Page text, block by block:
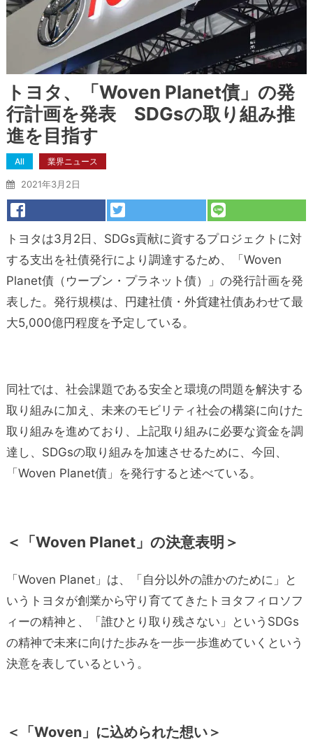
トヨタ、「Woven Planet債」の発
行計画を発表 SDGsの取り組み推
進を目指す
All 業界ニュース
2021年3月2日
トヨタは3月2日、SDGs貢献に資するプロジェクトに対
する支出を社債発行により調達するため、「Woven
Planet債（ウーブン・プラネット債）」の発行計画を発
表した。発行規模は、円建社債・外貨建社債あわせて最
大5,000億円程度を予定している。
同社では、社会課題である安全と環境の問題を解決する
取り組みに加え、未来のモビリティ社会の構築に向けた
取り組みを進めており、上記取り組みに必要な資金を調
達し、SDGsの取り組みを加速させるために、今回、
「Woven Planet債」を発行すると述べている。
＜「Woven Planet」の決意表明＞
「Woven Planet」は、「自分以外の誰かのために」と
いうトヨタが創業から守り育ててきたトヨタフィロソフ
ィーの精神と、「誰ひとり取り残さない」というSDGs
の精神で未来に向けた歩みを一歩一歩進めていくという
決意を表しているという。
＜「Woven」に込められた想い＞